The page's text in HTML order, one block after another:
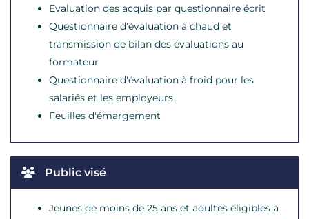
Evaluation des acquis par questionnaire écrit
Questionnaire d'évaluation à chaud et
transmission de bilan des évaluations au
formateur
Questionnaire d'évaluation à froid pour les
salariés et les employeurs
Feuilles d'émargement
Public visé
Jeunes de moins de 25 ans et adultes éligibles à